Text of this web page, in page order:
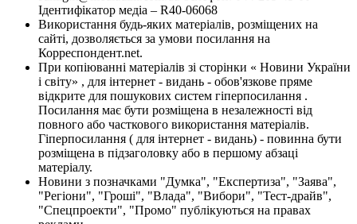
Ідентифікатор медіа – R40-06068
Використання будь-яких матеріалів, розміщених на
сайті, дозволяється за умови посилання на
Корреспондент.net.
При копіюванні матеріалів зі сторінки « Новини України
і світу» , для інтернет - видань - обов'язкове пряме
відкрите для пошукових систем гіперпосилання .
Посилання має бути розміщена в незалежності від
повного або часткового використання матеріалів.
Гіперпосилання ( для інтернет - видань) - повинна бути
розміщена в підзаголовку або в першому абзаці
матеріалу.
Новини з позначками "Думка", "Експертиза", "Заява",
"Регіони", "Гроші", "Влада", "Вибори", "Тест-драйв",
"Спецпроекти", "Промо" публікуються на правах